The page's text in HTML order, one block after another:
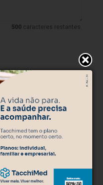
500 caracteres restantes.